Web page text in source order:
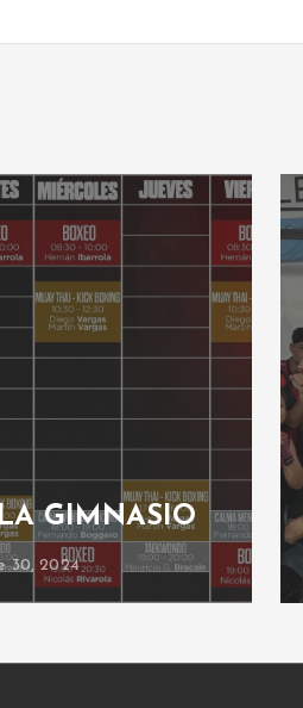
GIMNASIO
30, 2024